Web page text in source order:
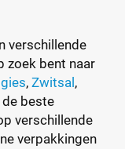
verschillende
zoek bent naar
, Zwitsal ,
de beste
verschillende
verpakkingen